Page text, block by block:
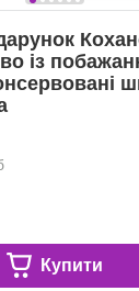
із
Купити